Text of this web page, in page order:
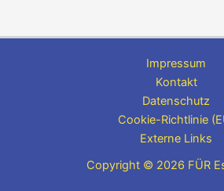
Impressum
Kontakt
Datenschutz
Cookie-Richtlinie
Externe Links
Copyright © 2026 FÜR